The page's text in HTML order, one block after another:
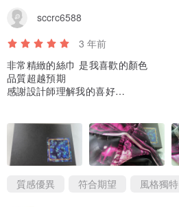
sccrc6588
3 年前
非常精緻的絲巾 是我喜歡的顏色
品質超越預期
感謝設計師理解我的喜好
會再回購的好商家！大推
質感優異 符合期望 風格獨特